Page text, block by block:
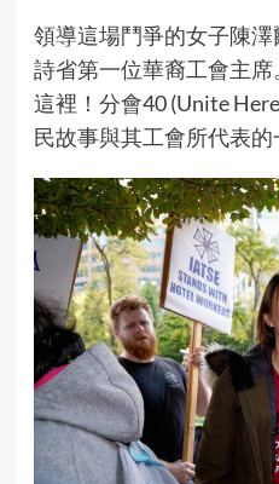
領導這場鬥爭的女子陳澤
詩省第一位華裔工會主
這裡！分會40 (Unite
民故事與其工會所代表的